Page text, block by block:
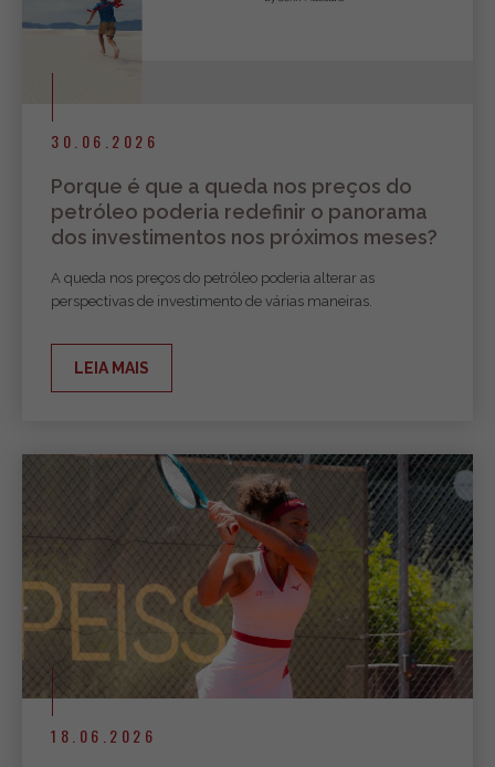
30.06.2026
Porque é que a queda nos preços do
petróleo poderia redefinir o panorama
dos investimentos nos próximos meses?
A queda nos preços do petróleo poderia alterar as
perspectivas de investimento de várias maneiras.
LEIA MAIS
18.06.2026